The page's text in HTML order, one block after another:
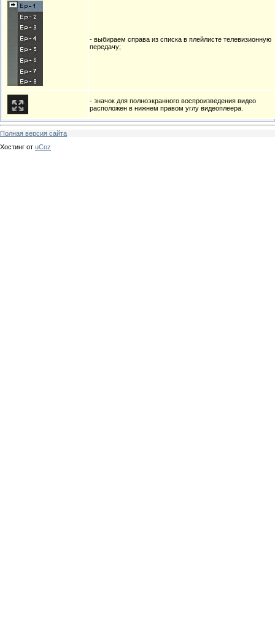
- выбираем справа из списка в плейлисте телевизионную
передачу;
- значок для полноэкранного воспроизведения видео
расположен в нижнем правом углу видеоплеера.
Полная версия сайта
Хостинг от uCoz